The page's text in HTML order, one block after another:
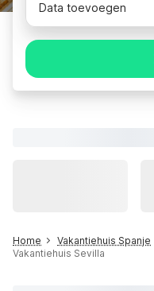
Data toevoegen
Home Vakantiehuis Spanje
Vakantiehuis Sevilla